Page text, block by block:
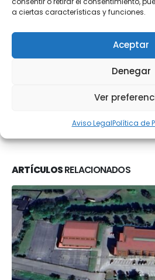
a ciertas características y funciones.
Aceptar
Denegar
Ver
Aviso LegalPolítica de
Web
ARTÍCULOSRELACIONADOS